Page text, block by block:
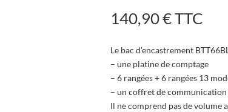
140,90€TTC
Le bac d’encastrement
– une platine de comptage
– 6 rangées + 6 rangées 13
– un coffret de communication
Il ne comprend pas de volume